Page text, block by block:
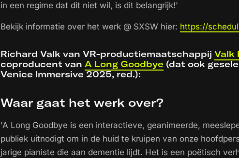
in een regime dat dit niet wil, is dit belangrijk!'
Bekijk informatie over het werk @ SXSW hier: https://
Richard Valk van VR-productiemaatschappij Valk
coproducent van A Long Goodbye (dat ook
Venice Immersive 2025, red.):
Waar gaat het werk over?
'A Long Goodbye is een interactieve, geanimeerde,
publiek uitnodigt om in de huid te kruipen van onze
jarige pianiste die aan dementie lijdt. Het is een poëtisch